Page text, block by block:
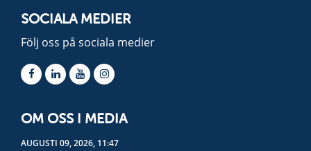
SOCIALA MEDIER
Följ oss på sociala medier
OM OSS I MEDIA
AUGUSTI 09, 2026, 11:47